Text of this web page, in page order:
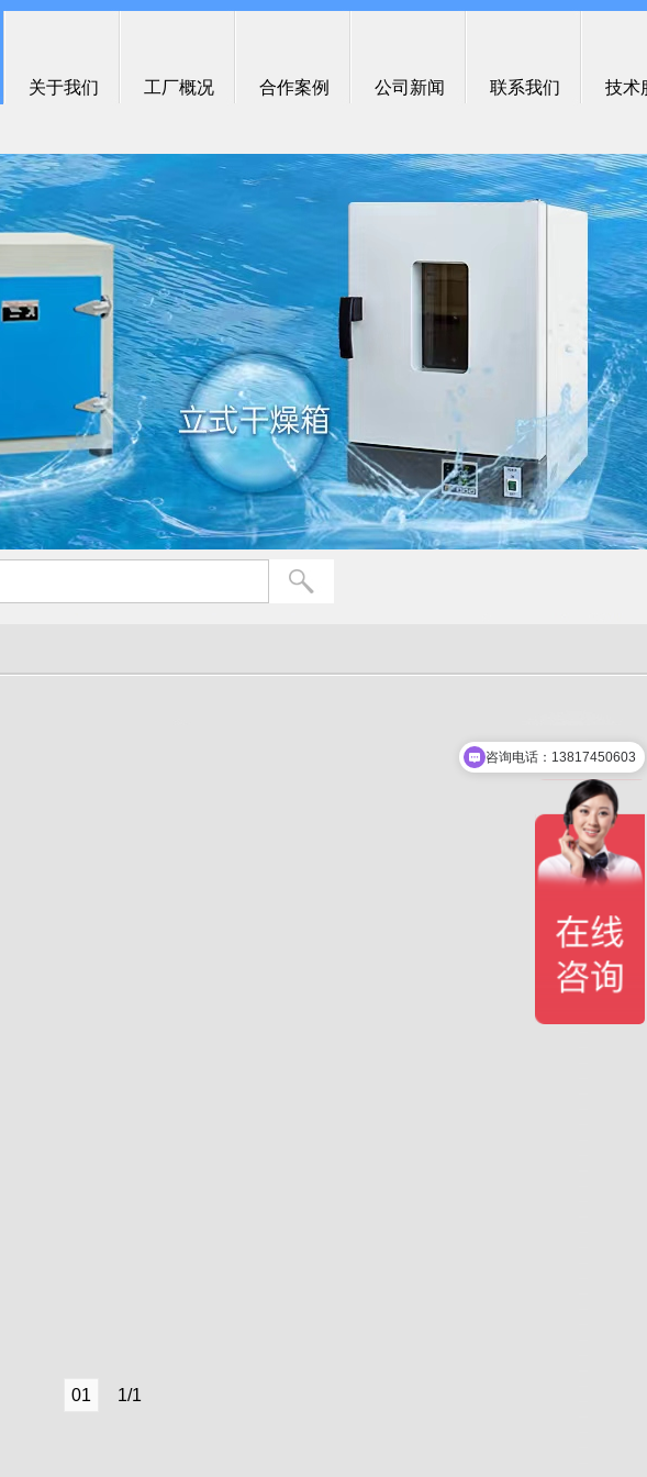
关于我们 工厂概况 合作案例 公司新闻 联系我们 技术
01 1/1
咨询电话：13817450603